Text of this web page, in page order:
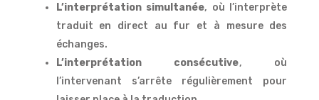
L’interprétation simultanée, où l’interprète
traduit en direct au fur et à mesure des
échanges.
L’interprétation consécutive, où
l’intervenant s’arrête régulièrement pour